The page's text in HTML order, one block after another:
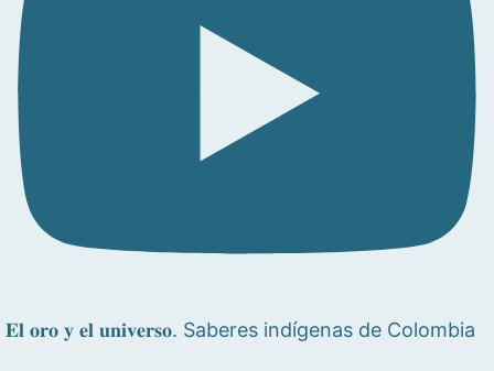
𝐄𝐥 𝐨𝐫𝐨 𝐲 𝐞𝐥 𝐮𝐧𝐢𝐯𝐞𝐫𝐬𝐨. Saberes indígenas de Colombia